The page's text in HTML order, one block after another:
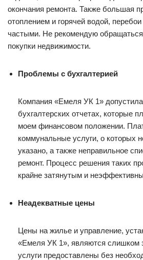
окончания ремонта. Также большая
отоплением и горячей водой,
частыми. Не рекомендую
покупки недвижимости.
Проблемы с бухгалтерией
Компания «Емеля УК 1»
бухгалтерских отчетах, которые
моем финансовом положении.
коммунальные услуги, о которых
указано, а также неправильное
ремонт. Процесс решения таких
крайне затянутым и
Неадекватные цены
Цены на жилье и управление,
«Емеля УК 1», являются
услуги предоставлены без